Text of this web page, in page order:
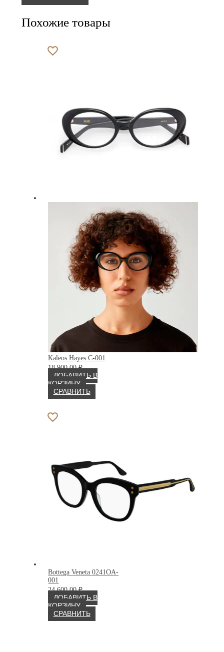
Похожие товары
Kaleos Hayes C-001
18 900.00₽
ДОБАВИТЬ В
КОРЗИНУ
СРАВНИТЬ
Bottega Veneta 0241OA-
001
24 600.00₽
ДОБАВИТЬ В
КОРЗИНУ
СРАВНИТЬ